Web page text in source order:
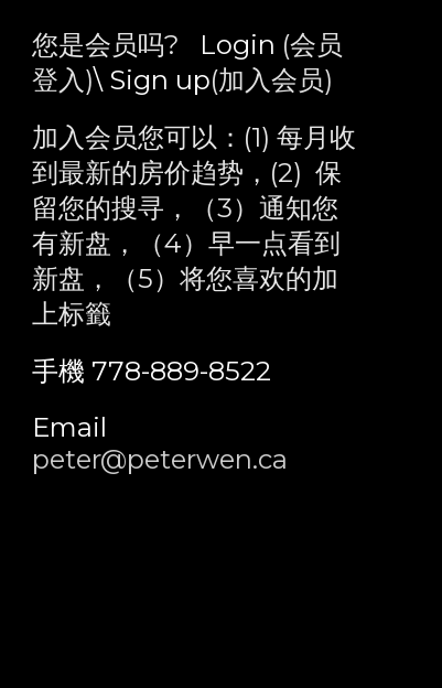
您是会员吗? Login (会员
登入)\ Sign up(加入会员)
加入会员您可以：(1) 每月收
到最新的房价趋势，(2) 保
留您的搜寻，（3）通知您
有新盘，（4）早一点看到
新盘，（5）将您喜欢的加
上标籤
手機 778-889-8522
Email
peter@peterwen.ca